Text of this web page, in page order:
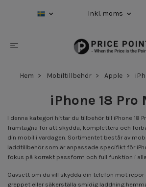
Inkl. moms
Hem Mobiltillbehör Apple
iPhone 18 Pro
I denna kategori hittar du tillbehör till iPhone 18
framtagna för att skydda, komplettera och
din mobil i vardagen. Sortimentet består av
laddtillbehör som är anpassade specifikt för
fokus på korrekt passform och full funktion i
Oavsett om du vill skydda din telefon mot
greppet eller säkerställa smidig laddning